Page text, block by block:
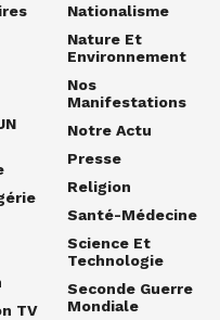
TV
Nationalisme
Nature Et
Environnement
Nos
Manifestations
Notre Actu
Presse
Religion
Santé-Médecine
Science Et
Technologie
Seconde Guerre
Mondiale